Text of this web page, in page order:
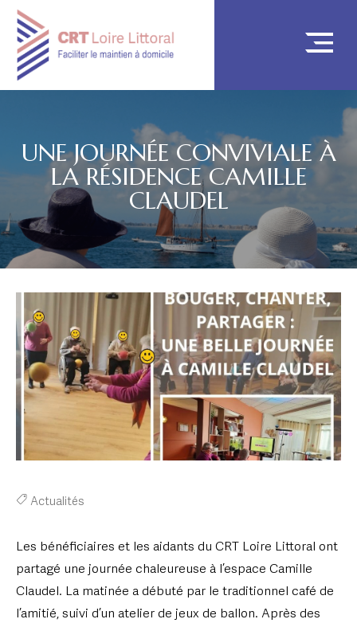
UNE JOURNÉE CONVIVIALE À
LA RÉSIDENCE CAMILLE
CLAUDEL
Actualités
Les bénéficiaires et les aidants du CRT Loire Littoral ont
partagé une journée chaleureuse à l’espace Camille
Claudel. La matinée a débuté par le traditionnel café de
l’amitié, suivi d’un atelier de jeux de ballon. Après des